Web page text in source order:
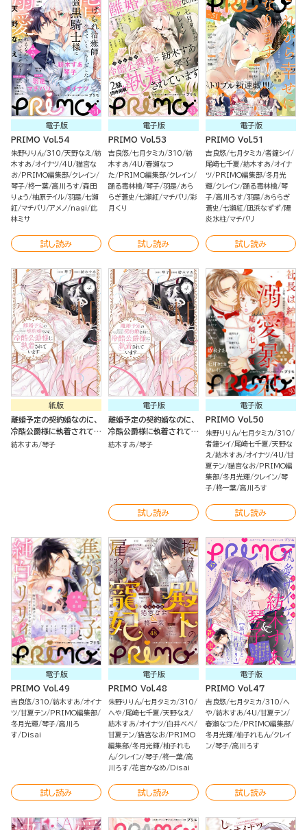
電子版
PRIMO Vol.54
朱野りりん 310 天野なえ
紡
木すあ オイナツ 4U 猫宮な
お
PRIMO編集部 クレイン
琴子 柊一葉 高川ろす 森田
りょう 柚原テイル 羽是 七瀬
紅 マチバリ アメノ nagi
此
林ミサ
試し読み
電子版
PRIMO Vol.53
吉良悠 七月タミカ 310 紡
木すあ 4U 春瀬なつ
た
PRIMO編集部 クレイン
踊る毒林檎 琴子 羽是 あら
らぎ蒼史
七瀬紅 マチバリ 彩
月くり
試し読み
電子版
PRIMO Vol.51
吉良悠 七月タミカ 者鐘シイ
尾崎七千夏 紡木すあ オイナ
ツ
PRIMO編集部 冬月光
輝 クレイン 踊る毒林檎 琴
子 高川ろす 羽是 あららぎ
蒼史
七瀬紅 凪浜なずず 陽
炎氷柱 マチバリ
試し読み
紙版
離婚予定の契約婚なのに、
冷酷公爵様に執着されてい
ます（４）
紡木すあ 琴子
電子版
離婚予定の契約婚なのに、
冷酷公爵様に執着されてい
ます （4）
紡木すあ 琴子
試し読み
電子版
PRIMO Vol.50
朱野りりん 七月タミカ 310
者鐘シイ 尾崎七千夏 天野な
え
紡木すあ オイナツ 4U 甘
夏テン 猫宮なお
PRIMO編
集部 冬月光輝 クレイン 琴
子 柊一葉 高川ろす
試し読み
電子版
PRIMO Vol.49
吉良悠 310 紡木すあ オイナ
ツ 甘夏テン
PRIMO編集部
冬月光輝 琴子 高川ろ
す
Disai
試し読み
電子版
PRIMO Vol.48
朱野りりん 七月タミカ 310
へや 尾崎七千夏 天野なえ
紡木すあ オイナツ 白井べべ
甘夏テン 猫宮なお
PRIMO
編集部 冬月光輝 柚子れも
ん クレイン 琴子 柊一葉 高
川ろす 花宮かなめ Disai
試し読み
電子版
PRIMO Vol.47
吉良悠 七月タミカ 310 へ
や 紡木すあ 4U 甘夏テン
春瀬なつた
PRIMO編集部
冬月光輝 柚子れもん クレイ
ン 琴子 高川ろす
試し読み